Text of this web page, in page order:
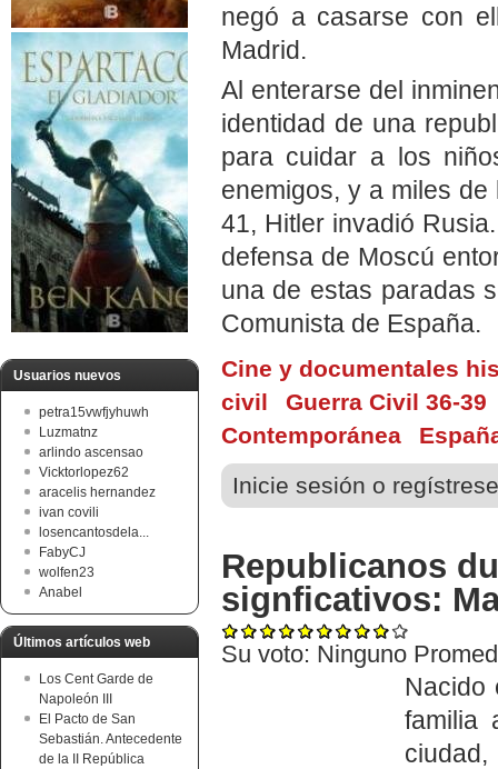
Usuarios nuevos
petra15vwfjyhuwh
Luzmatnz
arlindo ascensao
Vicktorlopez62
aracelis hernandez
ivan covili
losencantosdela...
FabyCJ
wolfen23
Anabel
Últimos artículos web
Los Cent Garde de
Napoleón III
El Pacto de San
Sebastián. Antecedente
de la II República
negó a casarse con
Madrid.
Al enterarse del
identidad de una
para cuidar a los
enemigos, y a miles
41, Hitler invadió
defensa de Moscú
una de estas paradas
Comunista de España.
Cine y documentales
civil
Guerra Civil 36-39
Contemporánea
Inicie sesión o
Republicanos
signficativos:
Su voto: Ninguno
Nacido
familia